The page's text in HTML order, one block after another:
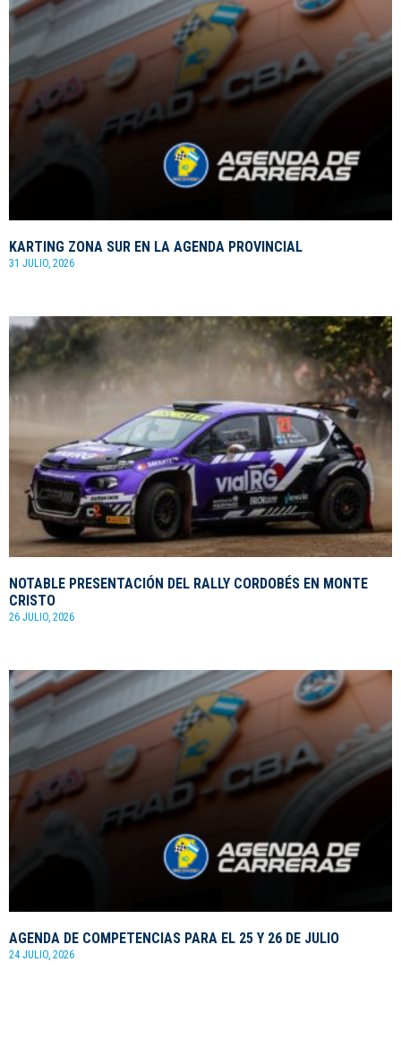
KARTING ZONA SUR EN LA AGENDA PROVINCIAL
31 JULIO, 2026
NOTABLE PRESENTACIÓN DEL RALLY CORDOBÉS EN MONTE
CRISTO
26 JULIO, 2026
AGENDA DE COMPETENCIAS PARA EL 25 Y 26 DE JULIO
24 JULIO, 2026